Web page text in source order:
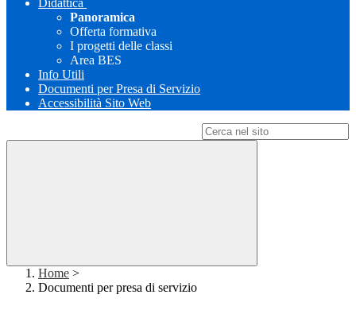
Didattica
Panoramica
Offerta formativa
I progetti delle classi
Area BES
Info Utili
Documenti per Presa di Servizio
Accessibilità Sito Web
Home >
Documenti per presa di servizio